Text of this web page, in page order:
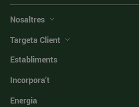
Nosaltres
Targeta Client
Establiments
Incorpora't
Energia